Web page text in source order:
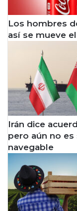
Los hombres
así se mueve
Irán dice
pero aún no es
navegable